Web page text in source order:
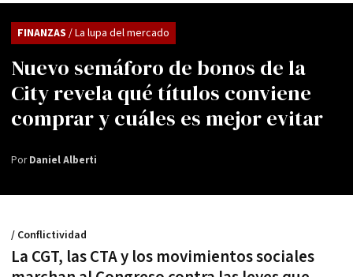
Nuevo semáforo de bonos de la
City revela qué títulos conviene
comprar y cuáles es mejor evitar
FINANZAS / La lupa del mercado
PorDaniel Alberti
La CGT, las CTA y los movimientos sociales
/ Conflictividad